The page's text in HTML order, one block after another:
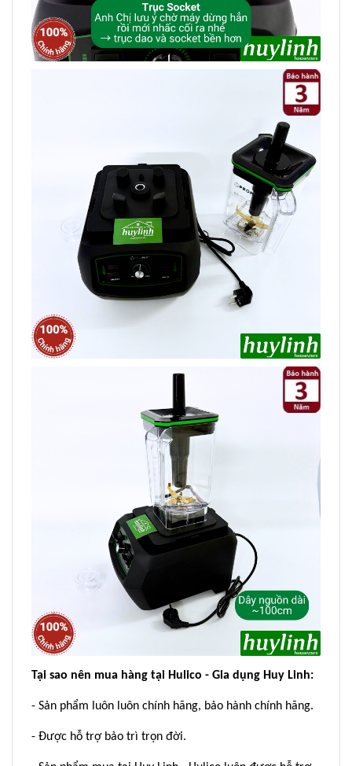
Tại sao nên mua hàng tại Hulico - Gia dụng Huy Linh:
- Sản phẩm luôn luôn chính hãng, bảo hành chính hãng.
- Được hỗ trợ bảo trì trọn đời.